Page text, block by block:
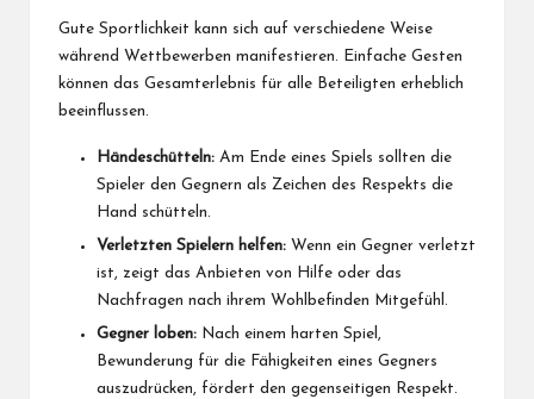
Gute Sportlichkeit kann sich auf verschiedene Weise
während Wettbewerben manifestieren. Einfache Gesten
können das Gesamterlebnis für alle Beteiligten erheblich
beeinflussen.
Händeschütteln: Am Ende eines Spiels sollten die
Spieler den Gegnern als Zeichen des Respekts die
Hand schütteln.
Verletzten Spielern helfen: Wenn ein Gegner verletzt
ist, zeigt das Anbieten von Hilfe oder das
Nachfragen nach ihrem Wohlbefinden Mitgefühl.
Gegner loben: Nach einem harten Spiel,
Bewunderung für die Fähigkeiten eines Gegners
auszudrücken, fördert den gegenseitigen Respekt.